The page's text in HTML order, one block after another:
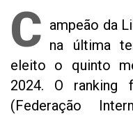
C ampeão da
na última
eleito o quinto
2024. O ranking
(Federação